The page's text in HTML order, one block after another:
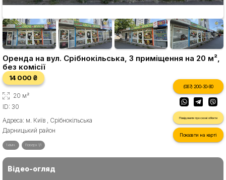
Оренда на вул. Срібнокільська, 3 приміщення на 20 м²,
без комісії
14 000 ₴
20 м²
ID: 30
Адреса: м. Київ , Срібнокільська
Дарницький район
(067) 200-30-90
Повідомити про схожі об'єкти
Показати на карті
1 кімн. Поверх 1/1
Відео-огляд